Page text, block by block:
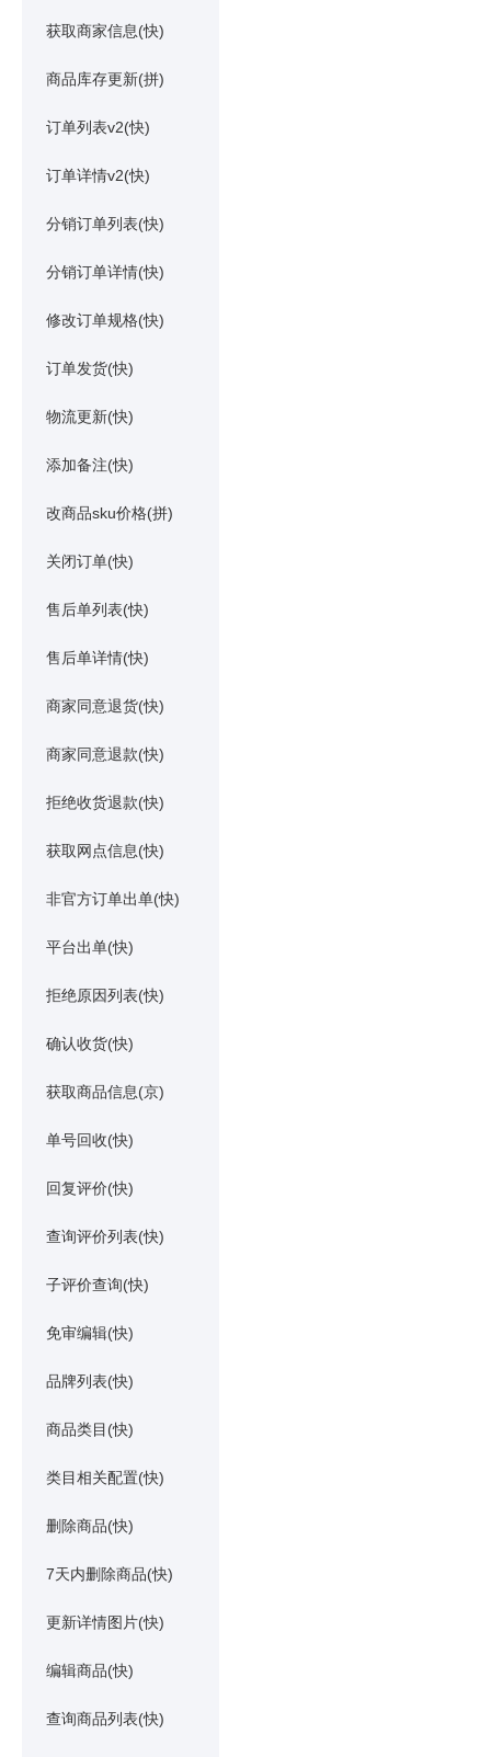
获取商家信息(快)
商品库存更新(拼)
订单列表v2(快)
订单详情v2(快)
分销订单列表(快)
分销订单详情(快)
修改订单规格(快)
订单发货(快)
物流更新(快)
添加备注(快)
改商品sku价格(拼)
关闭订单(快)
售后单列表(快)
售后单详情(快)
商家同意退货(快)
商家同意退款(快)
拒绝收货退款(快)
获取网点信息(快)
非官方订单出单(快)
平台出单(快)
拒绝原因列表(快)
确认收货(快)
获取商品信息(京)
单号回收(快)
回复评价(快)
查询评价列表(快)
子评价查询(快)
免审编辑(快)
品牌列表(快)
商品类目(快)
类目相关配置(快)
删除商品(快)
7天内删除商品(快)
更新详情图片(快)
编辑商品(快)
查询商品列表(快)